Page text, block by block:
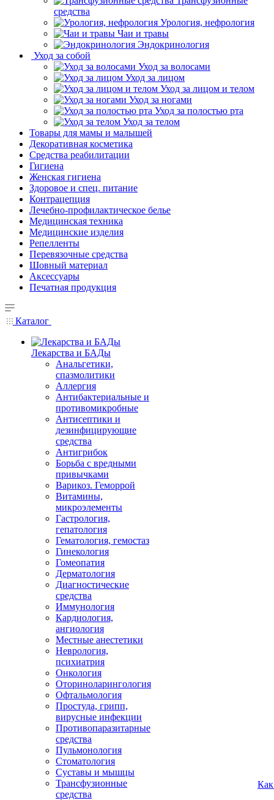
средства
Урология, нефрология
Чаи и травы
Эндокринология
Уход за собой
Уход за волосами
Уход за лицом
Уход за лицом и телом
Уход за ногами
Уход за полостью рта
Уход за телом
Товары для мамы и малышей
Декоративная косметика
Средства реабилитации
Гигиена
Женская гигиена
Здоровое и спец. питание
Контрацепция
Лечебно-профилактическое белье
Медицинская техника
Медицинские изделия
Репелленты
Перевязочные средства
Шовный материал
Аксессуары
Печатная продукция
Каталог
Лекарства и БАДы
Анальгетики,
спазмолитики
Аллергия
Антибактериальные и
противомикробные
Антисептики и
дезинфицирующие
средства
Антигрибок
Борьба с вредными
привычками
Варикоз. Геморрой
Витамины,
микроэлементы
Гастрология,
гепатология
Гематология, гемостаз
Гинекология
Гомеопатия
Дерматология
Диагностические
средства
Иммунология
Кардиология,
ангиология
Местные анестетики
Неврология,
психиатрия
Онкология
Оториноларингология
Офтальмология
Простуда, грипп,
вирусные инфекции
Противопаразитарные
средства
Пульмонология
Стоматология
Суставы и мышцы
Трансфузионные
средства